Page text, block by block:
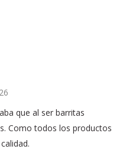
que al ser barritas
Como todos los productos